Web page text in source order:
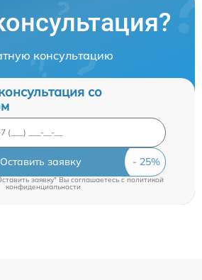
консультацию
со
Оставить заявку
заявку" Вы соглашаетесь cполитикой
конфиденциальности